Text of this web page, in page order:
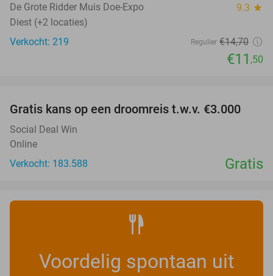
TODAY
De Grote Ridder Muis Doe-Expo 9.3 star
Diest (+2 locaties)
Verkocht: 219
Regulier €14,70
€11 ,50
Gratis kans op een droomreis t.w.v. €3.000
Social Deal Win
Online
Verkocht: 183.588
Gratis
Voordelig spontaan uit